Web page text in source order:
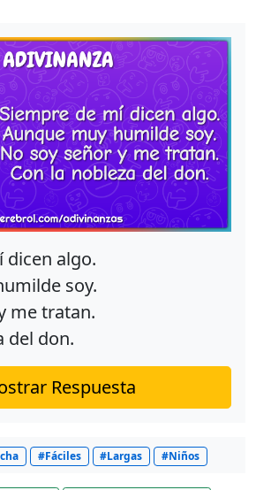
dicen algo.
soy.
me tratan.
del don.
Respuesta
#Fáciles #Largas #Niños